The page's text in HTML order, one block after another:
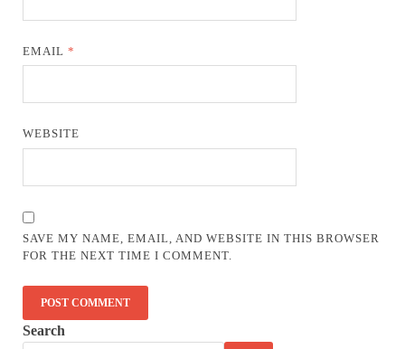
EMAIL*
WEBSITE
SAVE MY NAME, EMAIL, AND WEBSITE IN THIS BROWSER
FOR THE NEXT TIME I COMMENT.
Search